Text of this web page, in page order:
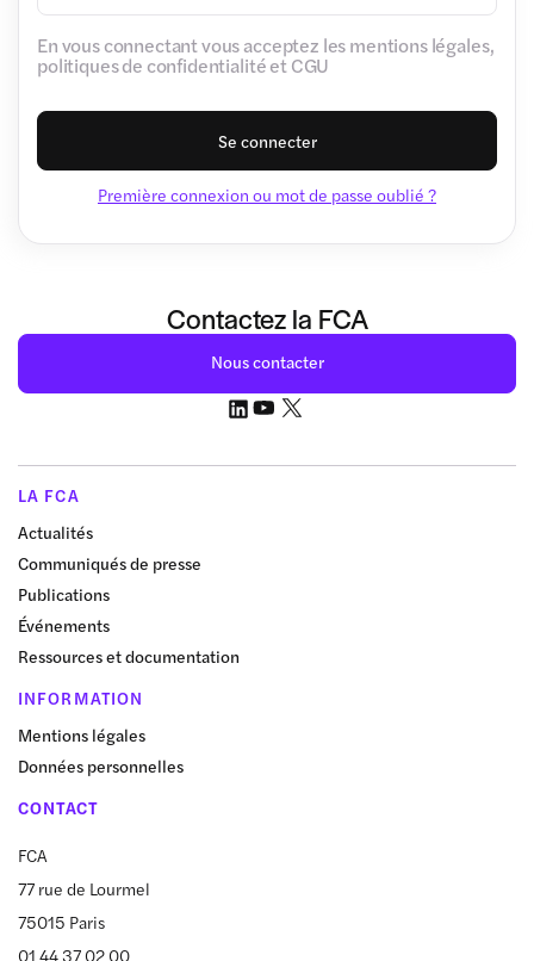
En vous connectant vous acceptez les mentions légales,
politiques de confidentialité et CGU
Se connecter
Première connexion ou mot de passe oublié ?
Contactez la FCA
Nous contacter
LA FCA
Actualités
Communiqués de presse
Publications
Événements
Ressources et documentation
INFORMATION
Mentions légales
Données personnelles
CONTACT
FCA
77 rue de Lourmel
75015 Paris
01 44 37 02 00